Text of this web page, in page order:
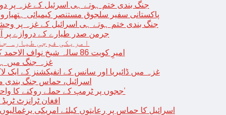
جنگ بندی ختم ہوتے ہی اسرئیل کے غزہ پر دوبارہ
پاکستانی سفیر سلجوق مستنصر کیمیائی
جنگ بندی ختم ہوتے ہی اسرائیل کے غزہ پر وحشیانہ
جرمن صدر طیارے کے دروازے پر
امریکی فوجی طیارہ
امیرِ کویت 86 سالہ شیخ نواف الاحمد کی اچانک طبیعت بگڑ گئی؛ اسپتال میں داخل
غزہ جنگ میں ہلاک
غزہ میں ڈائیریا اور سانس کے انفیکشنز کے ایک
اسرائیل، حماس جنگ بندی
‘ججوں پر ٹرمپ کے حملے روکنے کا واحد طریقہ ہے کہ انہیں جیل میں ڈال دیا جائے’
افغان ٹرانزٹ ٹریڈ کی
اسرائیل کا حماس پر رعایتوں کیلئے امریکی